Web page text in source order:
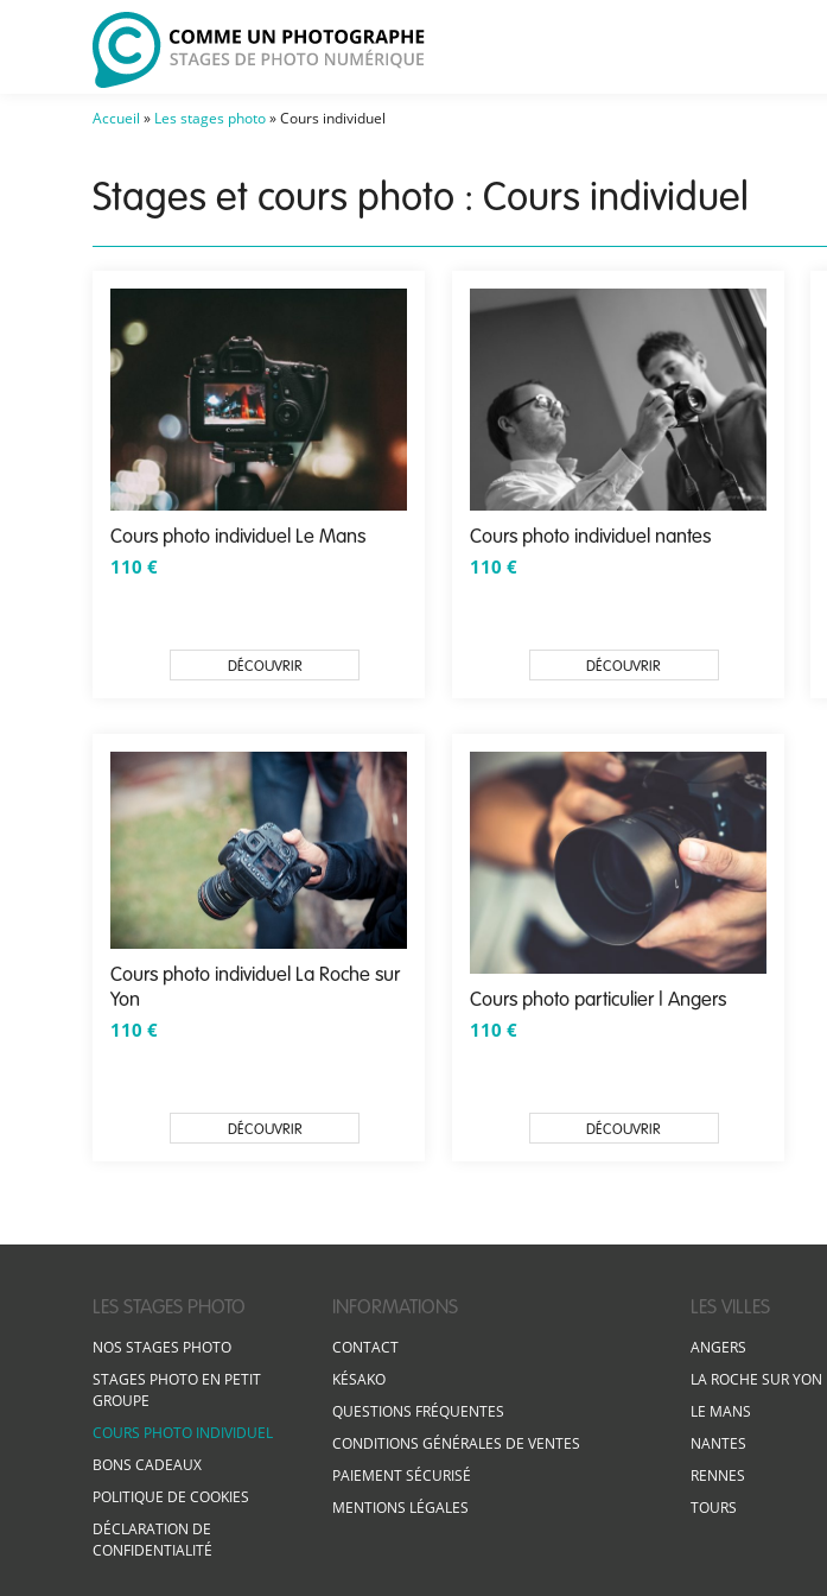
Accueil » Les stages photo»Cours individuel
Stages et cours photo : Cours individuel
Cours photo individuel Le Mans
110€
DÉCOUVRIR
Cours photo individuel nantes
110 €
DÉCOUVRIR
Cours photo individuel La Roche sur
Yon
110€
DÉCOUVRIR
Cours photo particulier | Angers
110 €
DÉCOUVRIR
LES STAGES PHOTO
NOS STAGES PHOTO
STAGES PHOTO EN PETIT
GROUPE
COURS PHOTO INDIVIDUEL
BONS CADEAUX
POLITIQUE DE COOKIES
DÉCLARATION DE
CONFIDENTIALITÉ
INFORMATIONS
CONTACT
KÉSAKO
QUESTIONS FRÉQUENTES
CONDITIONS GÉNÉRALES DE VENTES
PAIEMENT SÉCURISÉ
MENTIONS LÉGALES
LES VILLES
ANGERS
LA ROCHE SUR YON
LE MANS
NANTES
RENNES
TOURS